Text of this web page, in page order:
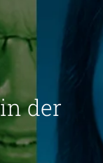
der